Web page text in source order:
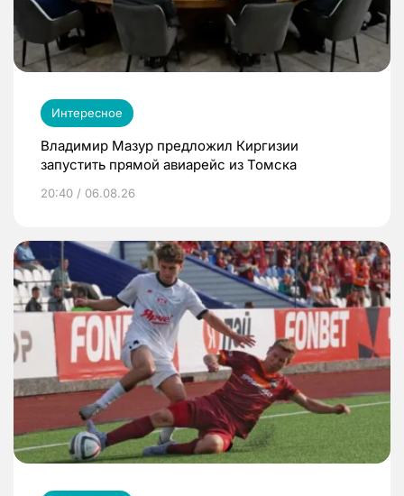
Интересное
Владимир Мазур предложил Киргизии
запустить прямой авиарейс из Томска
20:40 / 06.08.26